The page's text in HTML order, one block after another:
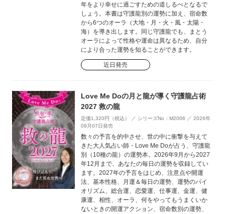
年をより幸せに過ごすための道しるべとなるで
しょう。本書は守護龍別の運勢に加え、宿命数
から6つのオーラ（大地・月・火・風・太陽・
海）を導き出します。同じ守護龍でも、まとう
オーラによって性格や運命は異なるため、自分
により合った運勢を知ることができます。
近日発売
Love Me Doの月と龍が導く守護龍占術
2027 救の龍
定価1,320円（税込） ／ シリーズNo：M2006 ／ 2026年
09月07日発売
数々の予言を的中させ、世の中に衝撃を与えて
きた大人気占い師・Love Me Doが占う、守護龍
別（10種の龍）の運勢本。2026年9月から2027
年12月まで、あなたの毎日の運勢を収録してい
ます。2027年の予言をはじめ、注意点や開運
法、基本性格、月運＆毎日の運勢、運勢のバイ
オリズム、総合運、恋愛運、仕事運、金運、健
康運、相性、オーラ、何をやってもうまくいか
ないときの開運アクション、宿命数別の運勢、